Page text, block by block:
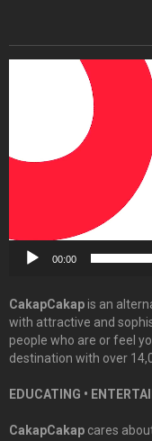
00:00
CakapCakapis an
with attractive and
people who are or feel
destination with over
EDUCATING •
CakapCakap cares